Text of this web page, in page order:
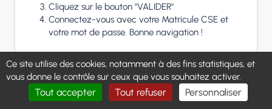
Cliquez sur le bouton "VALIDER"
Connectez-vous avec votre Matricule CSE et
votre mot de passe. Bonne navigation !
Ce site utilise des cookies, notamment à des fins statistiques, et
vous donne le contrôle sur ceux que vous souhaitez activer.
Tout accepter Tout refuser Personnaliser